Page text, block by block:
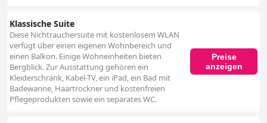
Klassische Suite
Diese Nichtrauchersuite mit kostenlosem WLAN
verfügt über einen eigenen Wohnbereich und
einen Balkon. Einige Wohneinheiten bieten
Bergblick. Zur Ausstattung gehören ein
Kleiderschrank, Kabel-TV, ein iPad, ein Bad mit
Badewanne, Haartrockner und kostenfreien
Pflegeprodukten sowie ein separates WC.
Preise
anzeigen